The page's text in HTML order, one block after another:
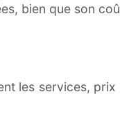
bien que son
les services,